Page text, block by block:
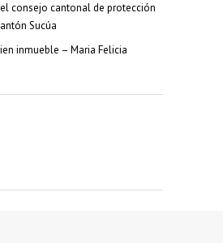
consejo cantonal de protección
Sucúa
inmueble – Maria Felicia